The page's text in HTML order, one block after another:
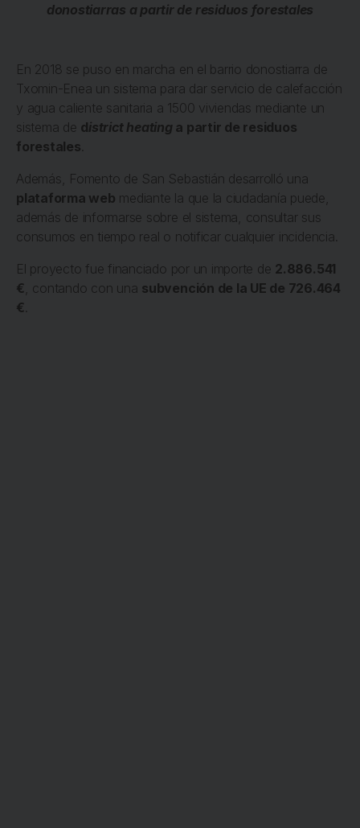
donostiarras a partir de residuos forestales
En 2018 se puso en marcha en el barrio donostiarra de
Txomin-Enea un sistema para dar servicio de calefacción
y agua caliente sanitaria a 1500 viviendas mediante un
sistema de district heating a partir de residuos
forestales.
Además, Fomento de San Sebastián desarrolló una
plataforma web mediante la que la ciudadanía puede,
además de informarse sobre el sistema, consultar sus
consumos en tiempo real o notificar cualquier incidencia.
El proyecto fue financiado por un importe de 2.886.541
€, contando con una subvención de la UE de 726.464
€.